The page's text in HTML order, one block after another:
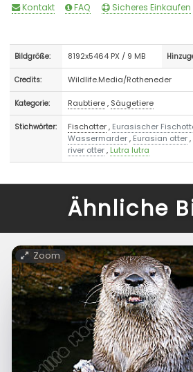
Kontakt FAQ Sicheres Einkaufen
Bildgröße: 8192x5464 PX / 9 MB
Credits: Wildlife.Media/Rotheneder
Kategorie: Raubtiere, Säugetiere
Stichwörter: Fischotter, Eurasischer
Wassermarder, Eurasian otter,
river otter, Lutra lutra
Ähnliche
Zoom